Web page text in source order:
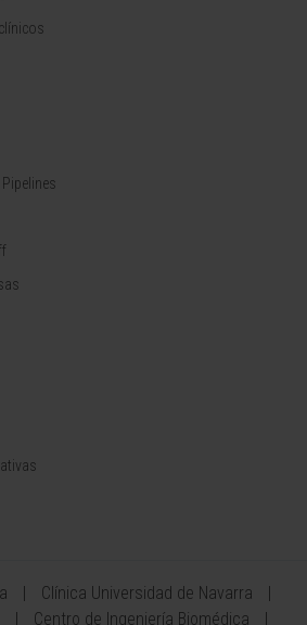
Clínica Universidad de Navarra
Centro de Ingeniería Biomédica